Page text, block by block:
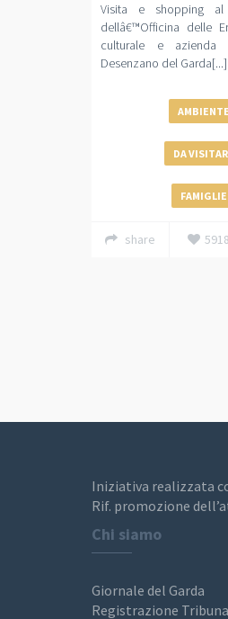
Visita e shopping
dellâ€™Officina delle
culturale e
Desenzano del Garda[...]
DA
share 5918
Iniziativa realizzata
Rif. promozione
Chi siamo
Giornale del Garda
Registrazione